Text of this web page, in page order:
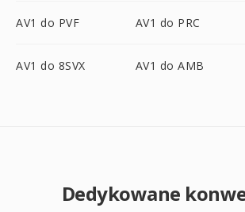
AV1 do PVF AV1 do PRC
AV1 do 8SVX AV1 do AMB
Dedykowane